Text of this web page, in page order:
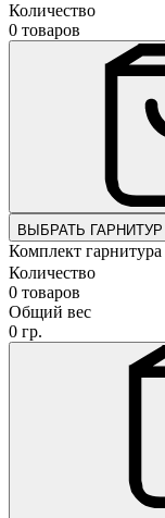
Количество
0 товаров
ВЫБРАТЬ ГАРНИТУР
Комплект гарнитура
Количество
0 товаров
Общий вес
0 гр.